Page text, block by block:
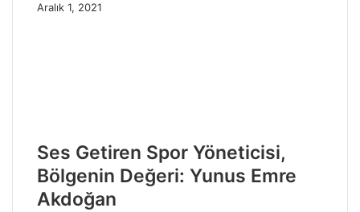
Aralık 1, 2021
Ses Getiren Spor Yöneticisi,
Bölgenin Değeri: Yunus Emre
Akdoğan